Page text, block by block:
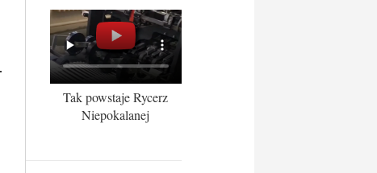
Tak powstaje Rycerz
Niepokalanej